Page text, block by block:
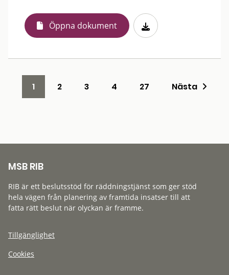
Öppna dokument
1 2 3 4 27 Nästa
MSB RIB
RIB är ett beslutsstöd för räddningstjänst som ger stöd
hela vägen från planering av framtida insatser till att
fatta rätt beslut när olyckan är framme.
Tillgänglighet
Cookies